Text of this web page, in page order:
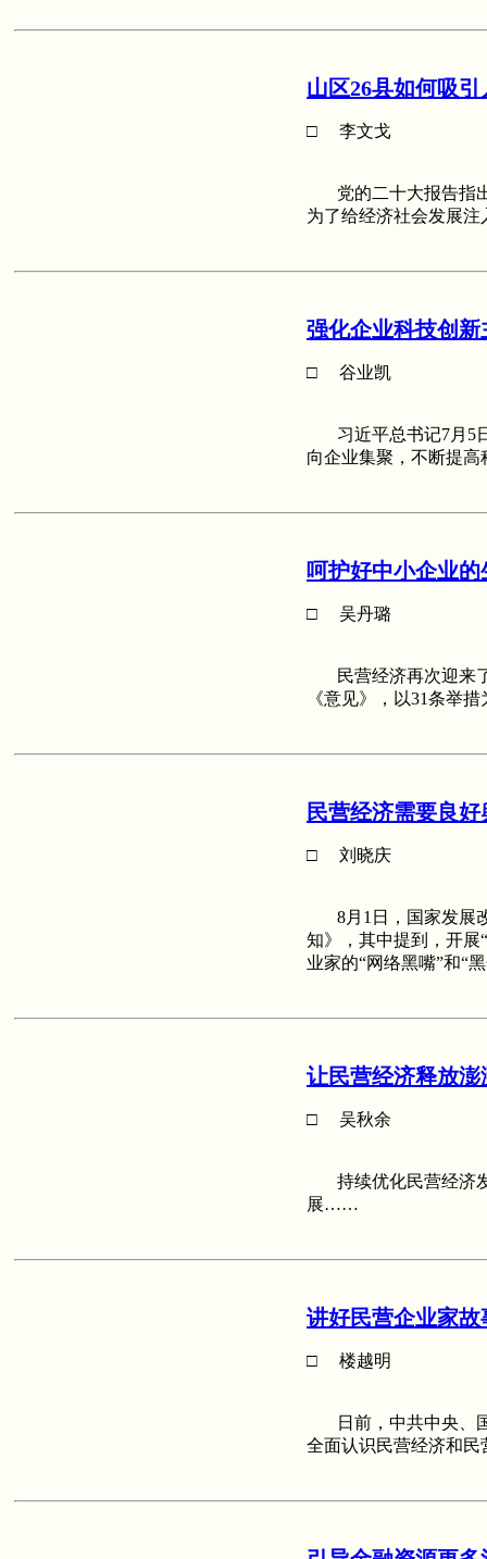
山区26县如何吸引
□ 李文戈
党的二十大报告指出
为了给经济社会发展
强化企业科技创新
□ 谷业凯
习近平总书记7月5日
向企业集聚，不断提
呵护好中小企业的
□ 吴丹璐
民营经济再次迎来了
《意见》，以31条举
民营经济需要良
□ 刘晓庆
8月1日，国家发展改
知》，其中提到，开展
业家的“网络黑嘴”和“
让民营经济释放澎
□ 吴秋余
持续优化民营经济发
展……
讲好民营企业家故
□ 楼越明
日前，中共中央、国
全面认识民营经济和